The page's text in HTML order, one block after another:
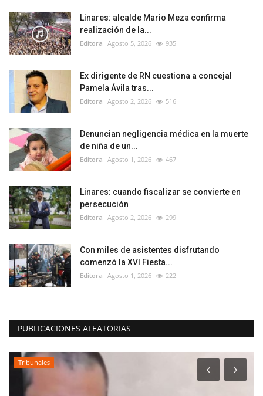
Linares: alcalde Mario Meza confirma
realización de la...
Editora Agosto 5, 2026 935
Ex dirigente de RN cuestiona a concejal
Pamela Ávila tras...
Editora Agosto 2, 2026 516
Denuncian negligencia médica en la muerte
de niña de un...
Editora Agosto 1, 2026 467
Linares: cuando fiscalizar se convierte en
persecución
Editora Agosto 2, 2026 299
Con miles de asistentes disfrutando
comenzó la XVI Fiesta...
Editora Agosto 1, 2026 222
PUBLICACIONES ALEATORIAS
Tribunales